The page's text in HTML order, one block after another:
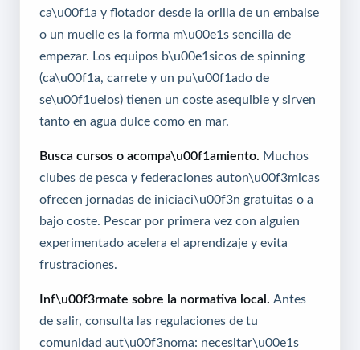
ca\u00f1a y flotador desde la orilla de un embalse
o un muelle es la forma m\u00e1s sencilla de
empezar. Los equipos b\u00e1sicos de spinning
(ca\u00f1a, carrete y un pu\u00f1ado de
se\u00f1uelos) tienen un coste asequible y sirven
tanto en agua dulce como en mar.
Busca cursos o acompa\u00f1amiento. Muchos
clubes de pesca y federaciones auton\u00f3micas
ofrecen jornadas de iniciaci\u00f3n gratuitas o a
bajo coste. Pescar por primera vez con alguien
experimentado acelera el aprendizaje y evita
frustraciones.
Inf\u00f3rmate sobre la normativa local. Antes
de salir, consulta las regulaciones de tu
comunidad aut\u00f3noma: necesitar\u00e1s